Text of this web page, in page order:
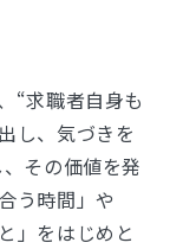
“求職者自身も
し、気づきを
その価値を発
う時間」や
」をはじめと